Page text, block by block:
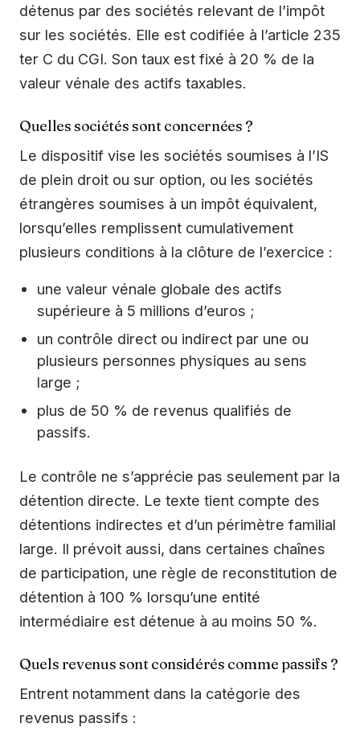
détenus par des sociétés relevant de l’impôt
sur les sociétés. Elle est codifiée à l’article 235
ter C du CGI. Son taux est fixé à 20 % de la
valeur vénale des actifs taxables.
Quelles sociétés sont concernées ?
Le dispositif vise les sociétés soumises à l’IS
de plein droit ou sur option, ou les sociétés
étrangères soumises à un impôt équivalent,
lorsqu’elles remplissent cumulativement
plusieurs conditions à la clôture de l’exercice :
une valeur vénale globale des actifs
supérieure à 5 millions d’euros ;
un contrôle direct ou indirect par une ou
plusieurs personnes physiques au sens
large ;
plus de 50 % de revenus qualifiés de
passifs.
Le contrôle ne s’apprécie pas seulement par la
détention directe. Le texte tient compte des
détentions indirectes et d’un périmètre familial
large. Il prévoit aussi, dans certaines chaînes
de participation, une règle de reconstitution de
détention à 100 % lorsqu’une entité
intermédiaire est détenue à au moins 50 %.
Quels revenus sont considérés comme passifs ?
Entrent notamment dans la catégorie des
revenus passifs :